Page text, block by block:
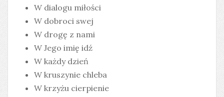
W dialogu miłości
W dobroci swej
W drogę z nami
W Jego imię idź
W każdy dzień
W kruszynie chleba
W krzyżu cierpienie